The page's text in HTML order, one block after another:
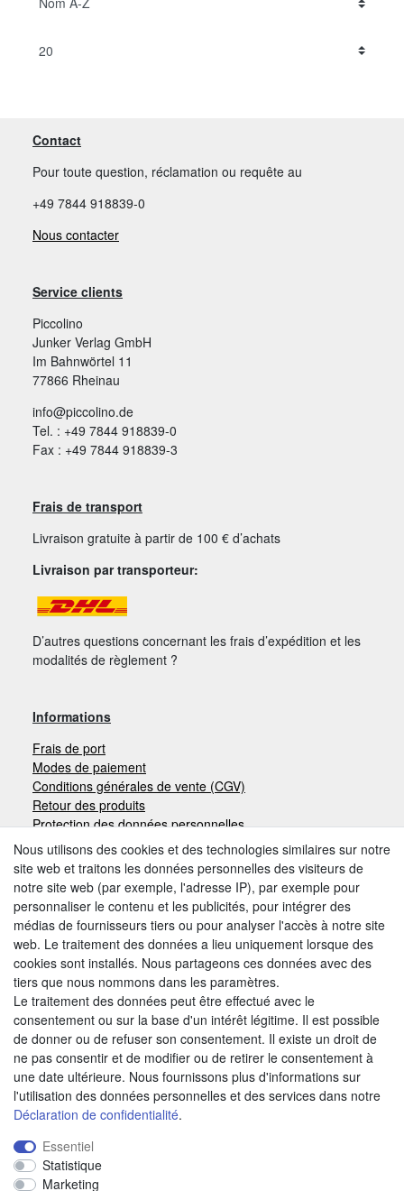
Contact
Pour toute question, réclamation ou requête au
+49 7844 918839-0
Nous contacter
Service clients
Piccolino
Junker Verlag GmbH
Im Bahnwörtel 11
77866 Rheinau
info@piccolino.de
Tel. : +49 7844 918839-0
Fax : +49 7844 918839-3
Frais de transport
Livraison gratuite à partir de 100 € d’achats
Livraison par transporteur:
D’autres questions concernant les frais d’expédition et les
modalités de règlement ?
Informations
Frais de port
Modes de paiement
Conditions générales de vente (CGV)
Retour des produits
Protection des données personnelles
Mentions légales
Moyens de paiement
Autres modes de paiement:
Paiement à réception de facture
Paiement anticipé
Nous trouver
Nous utilisons des cookies et des technologies similaires sur notre
site web et traitons les données personnelles des visiteurs de
notre site web (par exemple, l'adresse IP), par exemple pour
personnaliser le contenu et les publicités, pour intégrer des
médias de fournisseurs tiers ou pour analyser l'accès à notre site
web. Le traitement des données a lieu uniquement lorsque des
cookies sont installés. Nous partageons ces données avec des
tiers que nous nommons dans les paramètres.
Le traitement des données peut être effectué avec le
consentement ou sur la base d'un intérêt légitime. Il est possible
de donner ou de refuser son consentement. Il existe un droit de
ne pas consentir et de modifier ou de retirer le consentement à
une date ultérieure. Nous fournissons plus d'informations sur
l'utilisation des données personnelles et des services dans notre
Déclaration de confidentialité.
Essentiel
Statistique
Marketing